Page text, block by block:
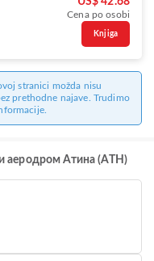
Cena po osobi
Knjiga
stranici možda nisu
prethodne najave. Trudimo
аеродром Атина (ATH)